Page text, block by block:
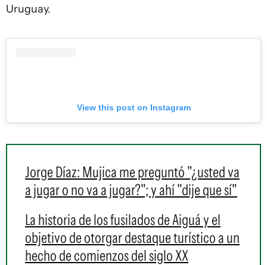
Uruguay.
View this post on Instagram
Jorge Díaz: Mujica me preguntó "¿usted va
a jugar o no va a jugar?"; y ahí "dije que sí"
La historia de los fusilados de Aiguá y el
objetivo de otorgar destaque turístico a un
hecho de comienzos del siglo XX